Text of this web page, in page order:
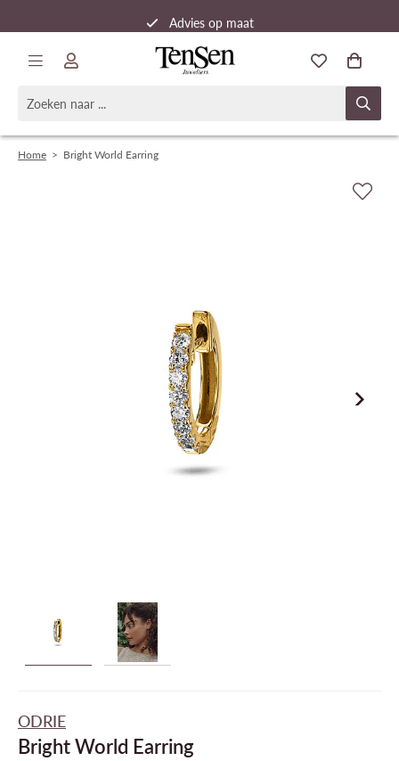
Advies op maat
Snelle verzending
Home > Bright World Earring
ODRIE
Bright World Earring